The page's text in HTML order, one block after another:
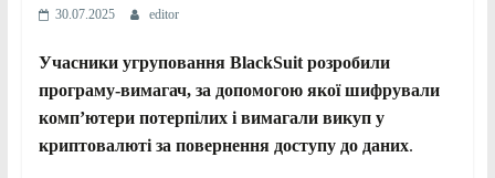
30.07.2025 editor
Учасники угруповання BlackSuit розробили
програму-вимагач, за допомогою якої шифрували
компʼютери потерпілих і вимагали викуп у
криптовалюті за повернення доступу до даних.